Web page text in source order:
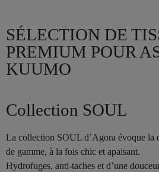
SÉLECTION DE
PREMIUM POUR
KUUMO
Collection SOUL
La collection SOUL d’Agora évoque la
de gamme, à la fois chic et apaisant.
Hydrofuges, anti-taches et d’une